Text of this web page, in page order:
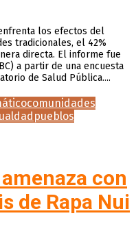
los efectos del
tradicionales, el 42%
directa. El informe fue
a partir de una encuesta
de Salud Pública....
comunidades
pueblos
con
de Rapa Nui